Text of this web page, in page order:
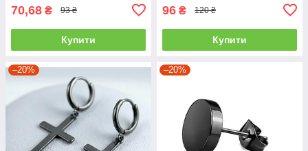
70,68 ₴ 93 ₴
Купити
96 ₴ 120 ₴
Купити
–20% –20%